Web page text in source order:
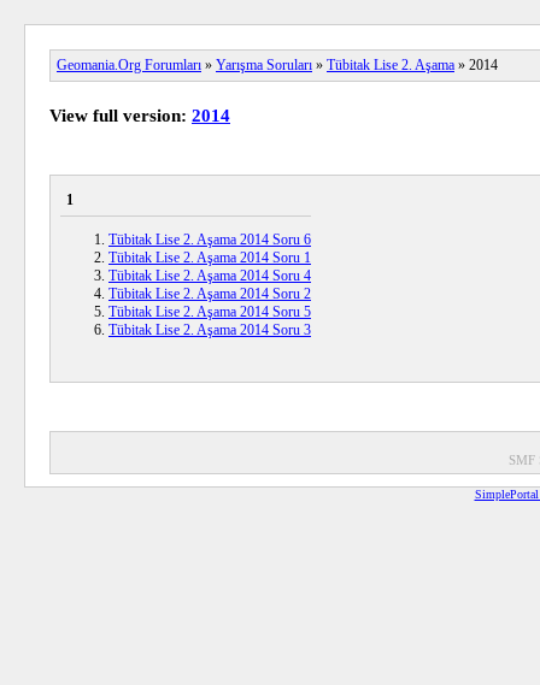
Geomania.Org Forumları » Yarışma Soruları » Tübitak Lise 2. Aşama » 2014
View full version: 2014
1
Tübitak Lise 2. Aşama 2014 Soru 6
Tübitak Lise 2. Aşama 2014 Soru 1
Tübitak Lise 2. Aşama 2014 Soru 4
Tübitak Lise 2. Aşama 2014 Soru 2
Tübitak Lise 2. Aşama 2014 Soru 5
Tübitak Lise 2. Aşama 2014 Soru 3
SMF